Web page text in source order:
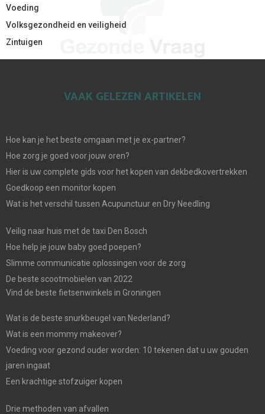
Voeding
Volksgezondheid en veiligheid
Zintuigen
VAAK GELEZEN ARTIKELEN
Hoe kan je het beste omgaan met je ex-partner?
Hoe zorg je goed voor jouw oren?
Hier is uw complete gids voor het kopen van dekbedkovertrekken
Goedkoop een monitor kopen
Wat is het verschil tussen Acupunctuur en Dry Needling
Veilig naar huis met de taxi Den Bosch
Hoe help je jouw baby goed poepen?
Slimme communicatie oplossingen voor de zorg
De beste scootmobielen van 2022
Vind de beste fietsenwinkels in Groningen
Wat is de beste snurkbeugel van Nederland?
Wat is een mommy makeover?
Voeding voor gezond ouder worden: 10 tekenen dat u uw gouden
jaren ingaat
Een krachtige stofzuiger kopen
Drie methoden van afvallen